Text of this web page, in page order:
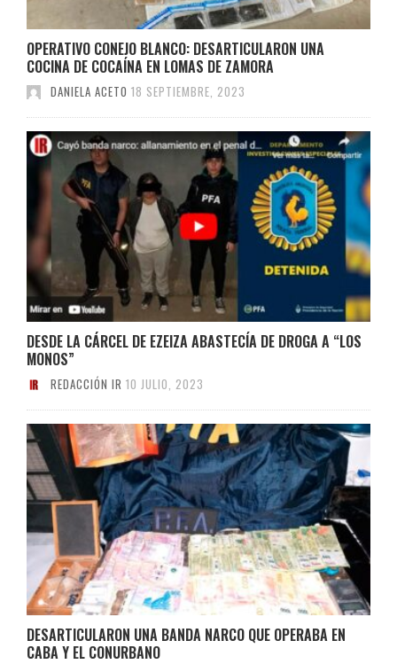
OPERATIVO CONEJO BLANCO: DESARTICULARON UNA
COCINA DE COCAÍNA EN LOMAS DE ZAMORA
DANIELA ACETO 18 SEPTIEMBRE, 2023
DESDE LA CÁRCEL DE EZEIZA ABASTECÍA DE DROGA A “LOS
MONOS”
REDACCIÓN IR 10 JULIO, 2023
DESARTICULARON UNA BANDA NARCO QUE OPERABA EN
CABA Y EL CONURBANO